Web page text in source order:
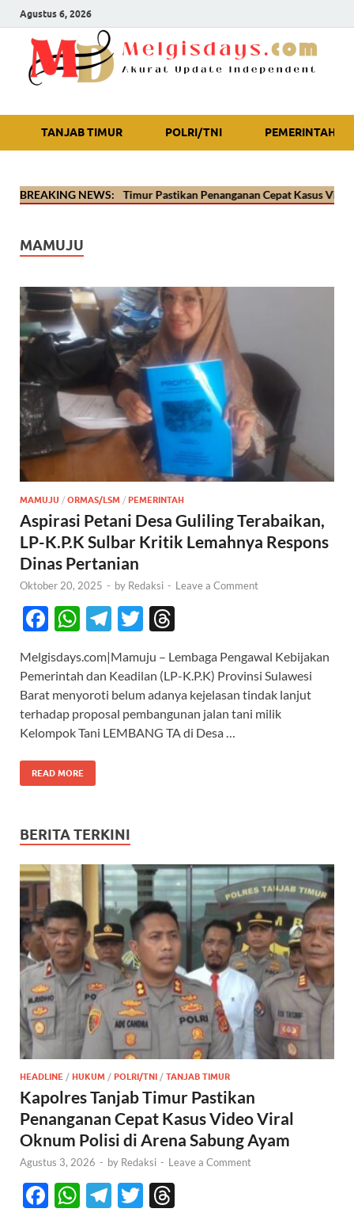
Agustus 6, 2026
Akurat Update Independent
TANJAB TIMUR POLRI/TNI PEMERINTAH
BREAKING NEWS:
Kapolres Tanjab Timur Pastikan Penanganan Cepat Kasus Video
MAMUJU
MAMUJU / ORMAS/LSM / PEMERINTAH
Aspirasi Petani Desa Guliling Terabaikan,
LP-K.P.K Sulbar Kritik Lemahnya Respons
Dinas Pertanian
Oktober 20, 2025 - by Redaksi - Leave a Comment
F
e
b
o
o
k
W
at
s
A
p
p
T
e
gr
a
m
T
itt
er
e
a
ds
Melgisdays.com|Mamuju – Lembaga Pengawal Kebijakan
Pemerintah dan Keadilan (LP-K.P.K) Provinsi Sulawesi
Barat menyoroti belum adanya kejelasan tindak lanjut
terhadap proposal pembangunan jalan tani milik
Kelompok Tani LEMBANG TA di Desa …
READ MORE
BERITA TERKINI
HEADLINE / HUKUM / POLRI/TNI / TANJAB TIMUR
Kapolres Tanjab Timur Pastikan
Penanganan Cepat Kasus Video Viral
Oknum Polisi di Arena Sabung Ayam
Agustus 3, 2026 - by Redaksi - Leave a Comment
F
W T
T